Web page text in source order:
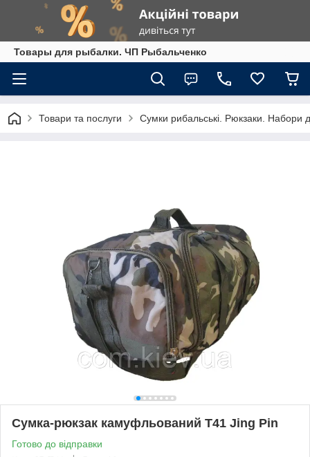
Товары для рыбалки. ЧП Рыбальченко
Товари та послуги Сумки рибальські. Рюкзаки. Набори
Сумка-рюкзак камуфльований T41 Jing Pin
Готово до відправки